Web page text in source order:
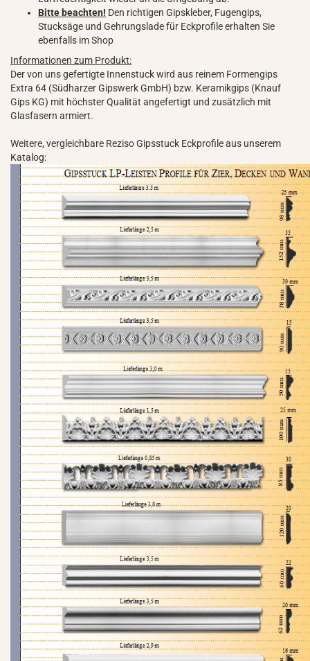
Bitte beachten! Den richtigen Gipskleber, Fugengips,
Stucksäge und Gehrungslade für Eckprofile erhalten Sie
ebenfalls im Shop
Informationen zum Produkt:
Der von uns gefertigte Innenstuck wird aus reinem Formengips
Extra 64 (Südharzer Gipswerk GmbH) bzw. Keramikgips (Knauf
Gips KG) mit höchster Qualität angefertigt und zusätzlich mit
Glasfasern armiert.
Weitere, vergleichbare Reziso Gipsstuck Eckprofile aus unserem
Katalog: